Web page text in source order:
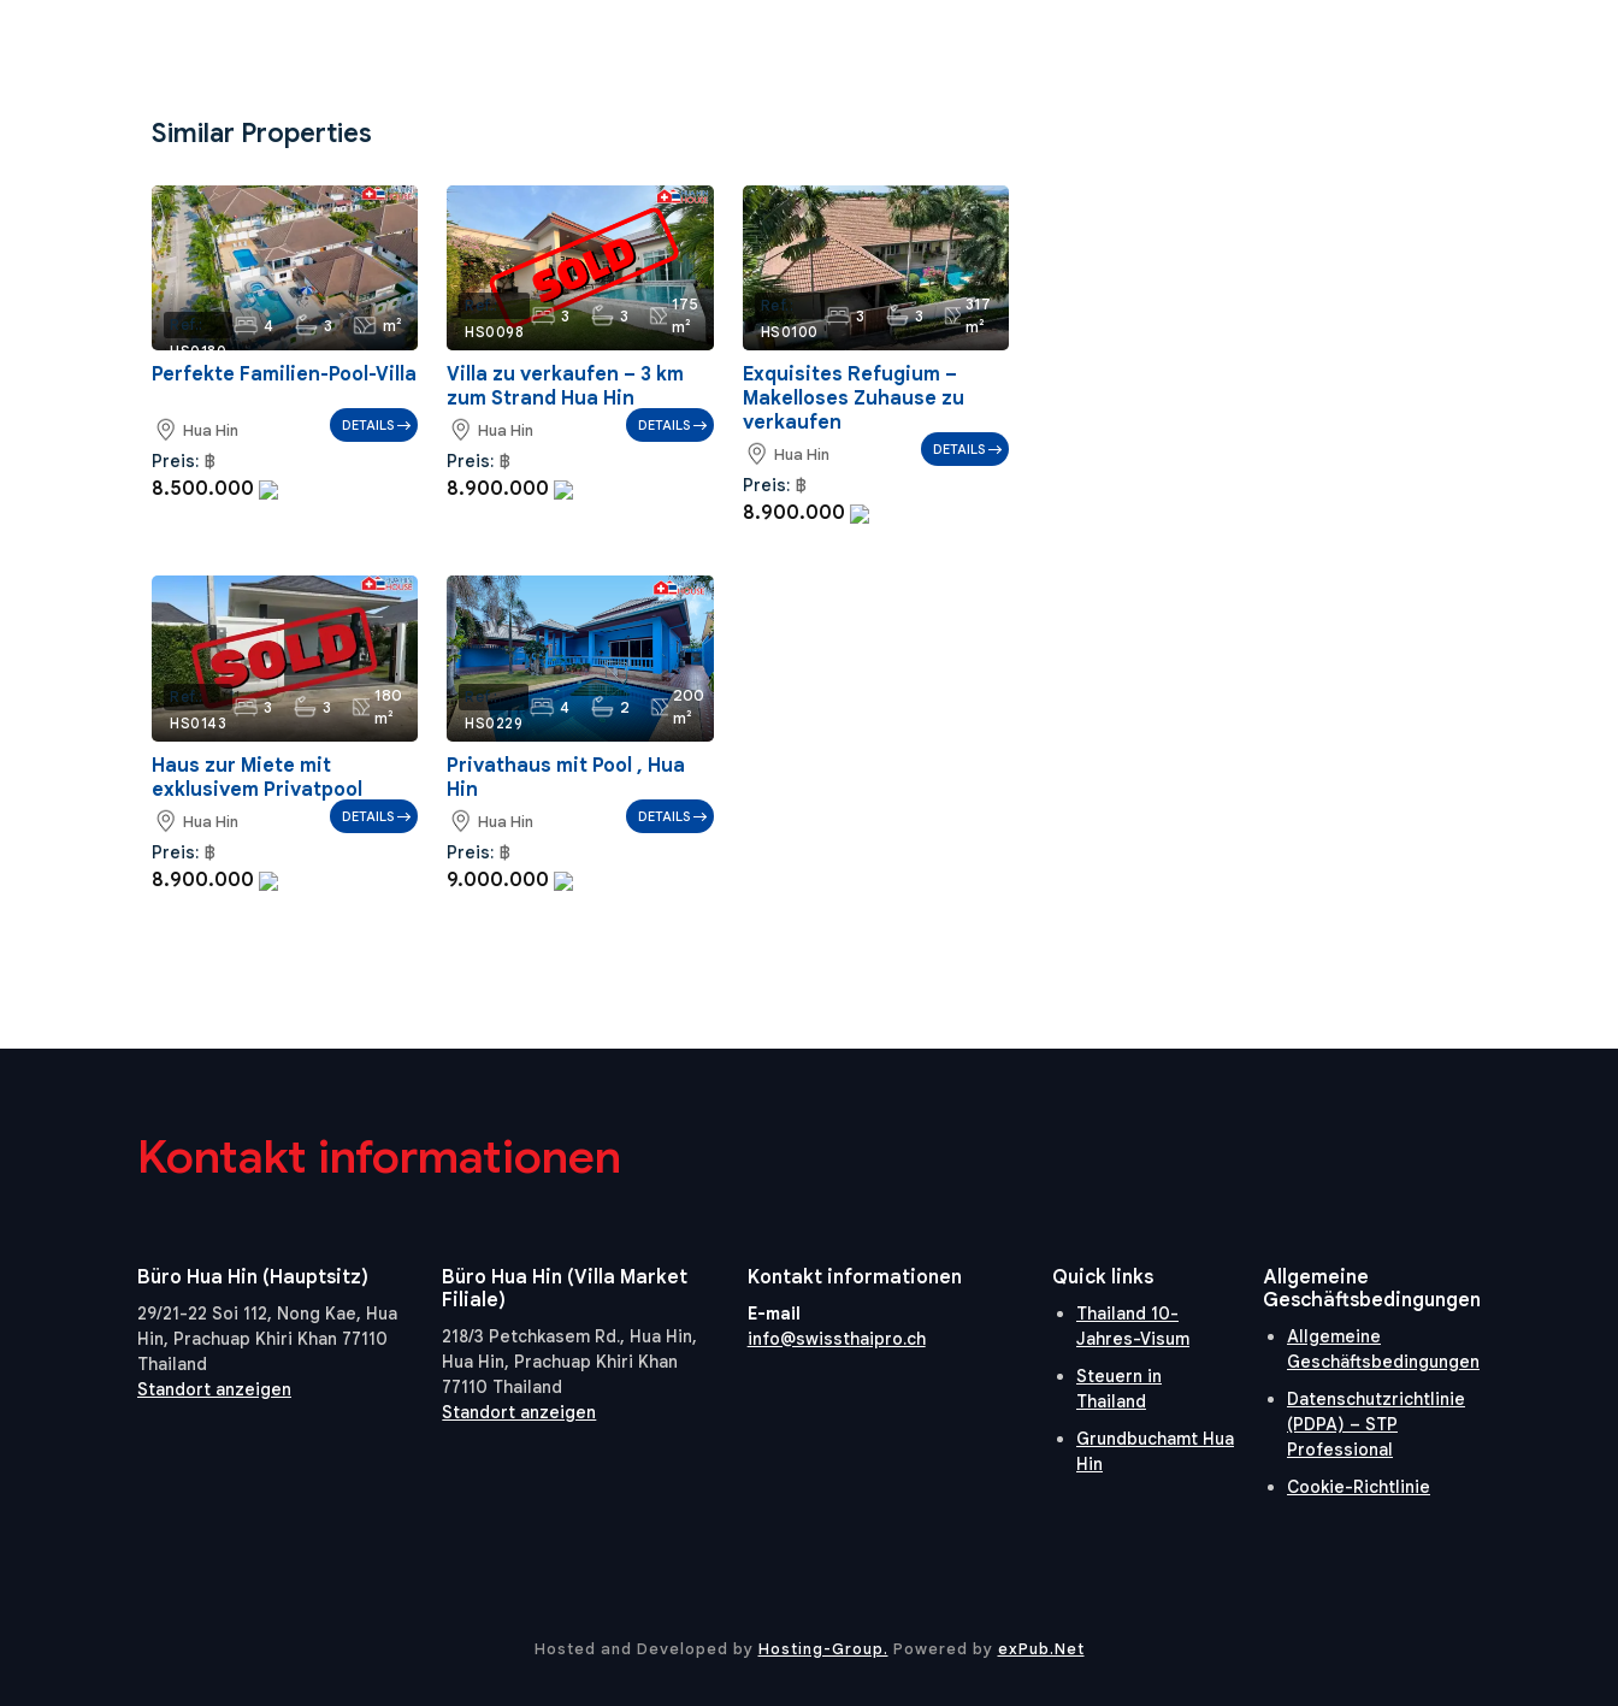
Similar Properties
Ref.:
HS0180
4 3 m²
Perfekte Familien-Pool-Villa
Hua Hin
Preis: ฿
8.500.000
DETAILS
Ref.:
HS0098
3 3
175
m²
Villa zu verkaufen – 3 km
zum Strand Hua Hin
Hua Hin
Preis: ฿
8.900.000
DETAILS
Ref.:
HS0100
3 3
317
m²
Exquisites Refugium –
Makelloses Zuhause zu
verkaufen
Hua Hin
Preis:฿
8.900.000
DETAILS
Ref.:
HS0143
3 3
180
m²
Haus zur Miete mit
exklusivem Privatpool
Hua Hin
Preis: ฿
8.900.000
DETAILS
Ref.:
HS0229
4 2
200
m²
Privathaus mit Pool , Hua
Hin
Hua Hin
Preis: ฿
9.000.000
DETAILS
Kontakt informationen
Büro Hua Hin (Hauptsitz)
29/21-22 Soi 112, Nong Kae, Hua
Hin, Prachuap Khiri Khan 77110
Thailand
Standort anzeigen
Büro Hua Hin (Villa Market
Filiale)
218/3 Petchkasem Rd., Hua Hin,
Hua Hin, Prachuap Khiri Khan
77110 Thailand
Standort anzeigen
Kontakt informationen
E-mail
info@swissthaipro.ch
Quick links
Thailand 10-
Jahres-Visum
Steuern in
Thailand
Grundbuchamt Hua
Hin
Allgemeine
Geschäftsbedingungen
Allgemeine
Geschäftsbedingungen
Datenschutzrichtlinie
(PDPA) – STP
Professional
Cookie-Richtlinie
Hosted and Developed by Hosting-Group. ​Powered by exPub.Net